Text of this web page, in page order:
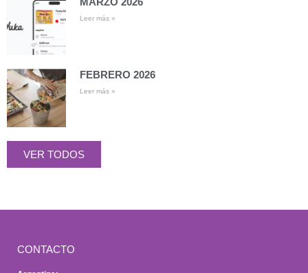
Leer más »
FEBRERO 2026
Leer más »
VER TODOS
CONTACTO